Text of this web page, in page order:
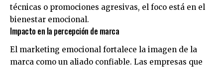
técnicas o promociones agresivas, el foco está en el
bienestar emocional.
Impacto en la percepción de marca
El marketing emocional fortalece la imagen de la
marca como un aliado confiable. Las empresas que